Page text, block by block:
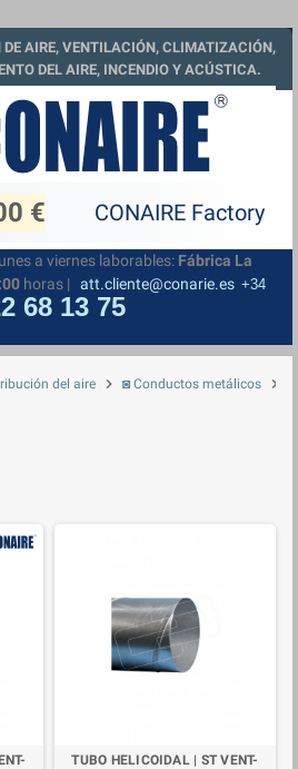
AIRE, VENTILACIÓN, CLIMATIZACIÓN,
DEL AIRE, INCENDIO Y ACÚSTICA.
€
a viernes laborables: Fábrica La
horas | att.cliente@conarie.es +34
68 13 75
del aire chevron_right ◙ Conductos metálicos chevron_right
TUBO HELICOIDAL | ST VENT-